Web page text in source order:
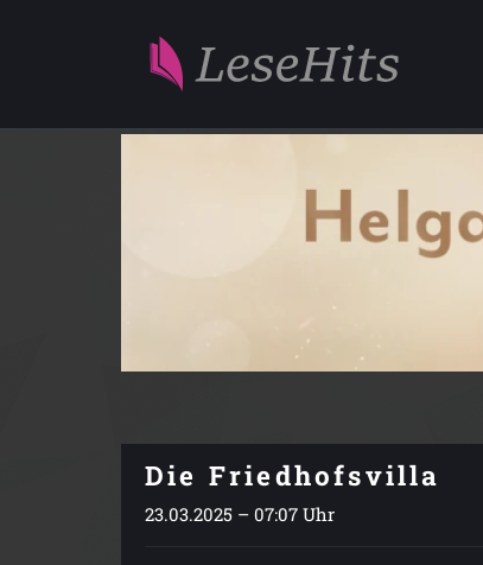
Die Friedhofsvilla
23.03.2025 – 07:07 Uhr